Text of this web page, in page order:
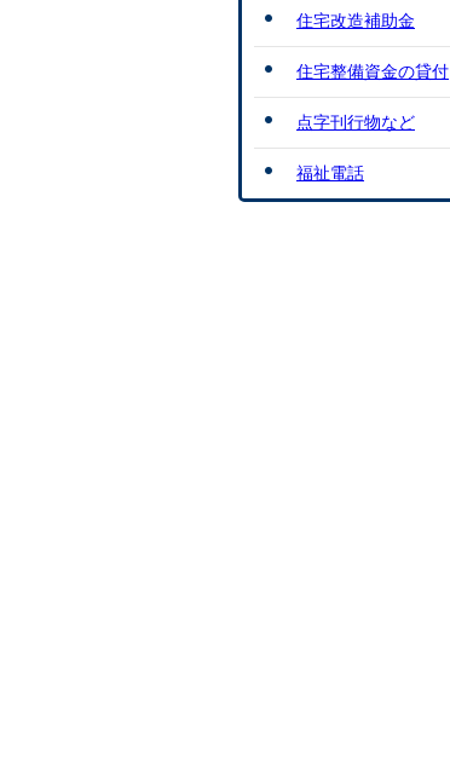
住宅改造補助金
住宅整備資金の貸付
点字刊行物など
福祉電話